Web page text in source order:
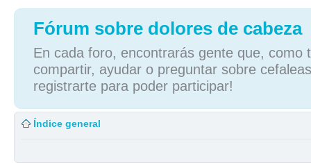
Fórum sobre dolores de cabeza
En cada foro, encontrarás gente que, como
compartir, ayudar o preguntar sobre
registrarte para poder participar!
Índice general